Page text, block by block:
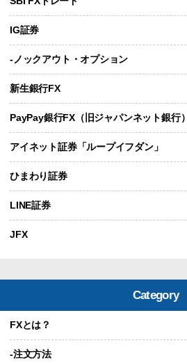
IG証券
-ノックアウト・オプション
新生銀行FX
PayPay銀行FX（旧ジャパンネット銀行）
アイネット証券「ループイフダン」
ひまわり証券
LINE証券
JFX
Category
FXとは？
-注文方法